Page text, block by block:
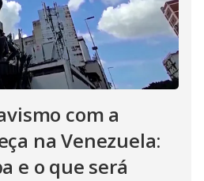
com a
na Venezuela:
e o que será